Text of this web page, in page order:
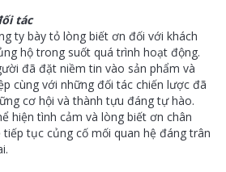
tác
ty bày tỏ lòng biết ơn đối với khách
hộ trong suốt quá trình hoạt động.
đã đặt niềm tin vào sản phẩm và
cùng với những đối tác chiến lược đã
cơ hội và thành tựu đáng tự hào.
hiện tình cảm và lòng biết ơn chân
tục củng cố mối quan hệ đáng trân